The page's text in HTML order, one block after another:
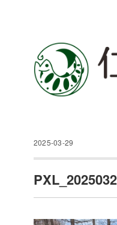
2025-03-29